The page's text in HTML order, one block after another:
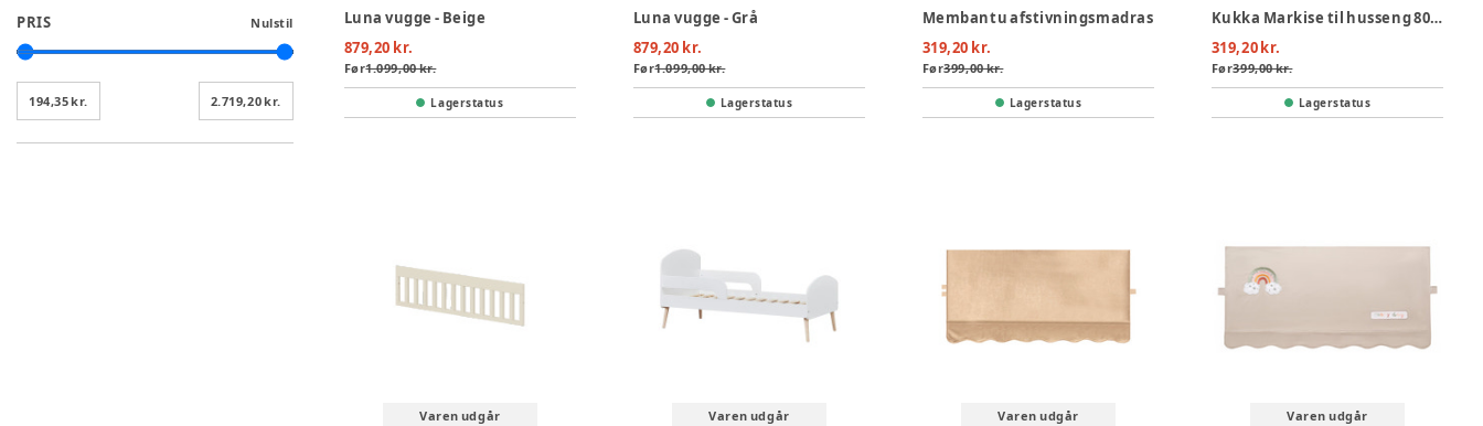
PRIS Nulstil
194,35 kr. 2.719,20 kr.
Luna vugge - Beige
879,20 kr.
Før1.099,00 kr.
Lagerstatus
Luna vugge - Grå
879,20 kr.
Før1.099,00 kr.
Lagerstatus
Membantu afstivningsmadras
319,20 kr.
Før399,00 kr.
Lagerstatus
Kukka Markise til husseng 80x160 - Grå
319,20 kr.
Før399,00 kr.
Lagerstatus
Varen udgår Varen udgår Varen udgår Varen udgår